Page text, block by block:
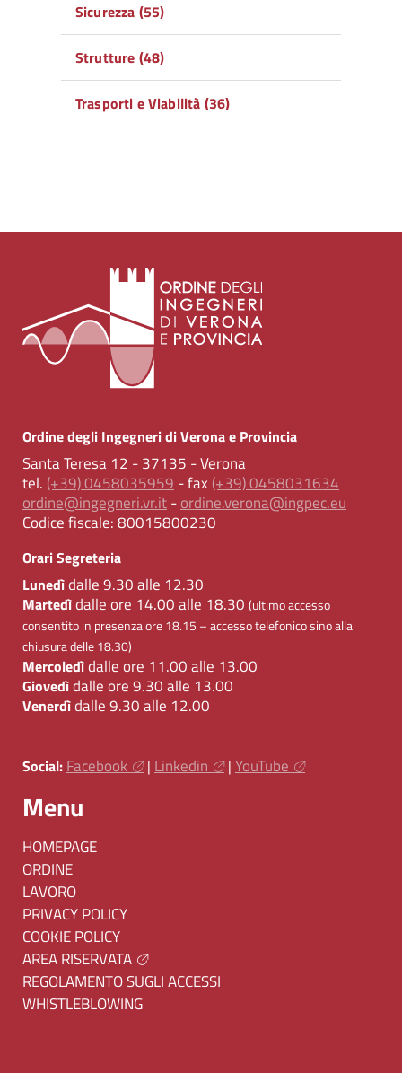
Sicurezza (55)
Strutture (48)
Trasporti e Viabilità (36)
Ordine degli Ingegneri di Verona e Provincia
Santa Teresa 12 - 37135 - Verona
tel. (+39) 0458035959 - fax (+39) 0458031634
ordine@ingegneri.vr.it-ordine.verona@ingpec.eu
Codice fiscale:80015800230
Orari Segreteria
Lunedìdalle 9.30 alle 12.30
Martedìdalle ore 14.00 alle 18.30 (ultimo accesso
consentito in presenza ore 18.15 – accesso telefonico sino alla
chiusura delle 18.30)
Mercoledìdalle ore 11.00 alle 13.00
Giovedìdalle ore 9.30 alle 13.00
Venerdìdalle 9.30 alle 12.00
Social: Facebook | Linkedin | YouTube
Menu
HOMEPAGE
ORDINE
LAVORO
PRIVACY POLICY
COOKIE POLICY
AREA RISERVATA
REGOLAMENTO SUGLI ACCESSI
WHISTLEBLOWING